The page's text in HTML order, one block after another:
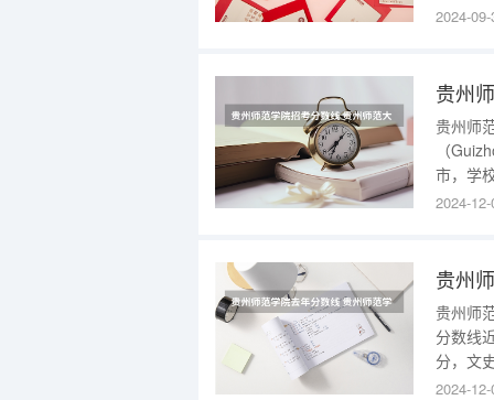
年在贵
2024-
贵州
贵州师
（
市，学
入选高
2024-
贵州
贵州师
分数线
分，文
拔标准
2024-